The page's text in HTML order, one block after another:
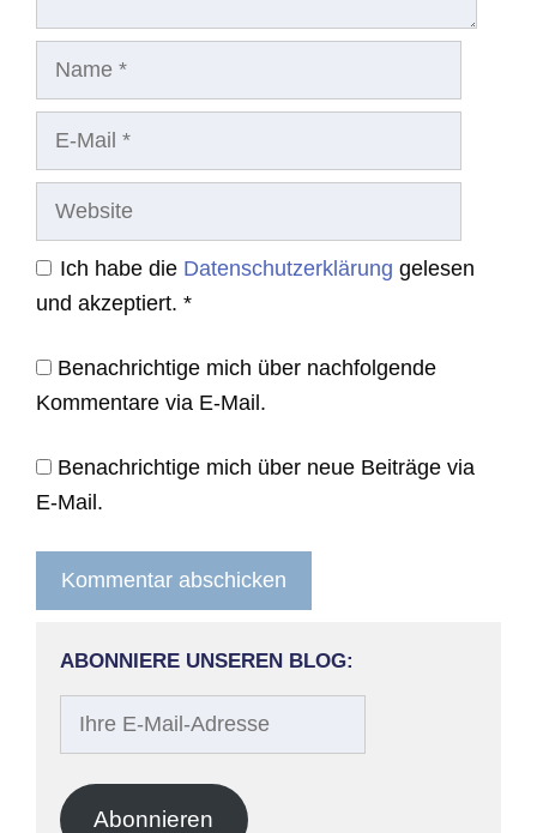
Ich habe die Datenschutzerklärung gelesen
und akzeptiert. *
Benachrichtige mich über nachfolgende
Kommentare via E-Mail.
Benachrichtige mich über neue Beiträge via
E-Mail.
ABONNIERE UNSEREN BLOG:
Adresse
Abonnieren